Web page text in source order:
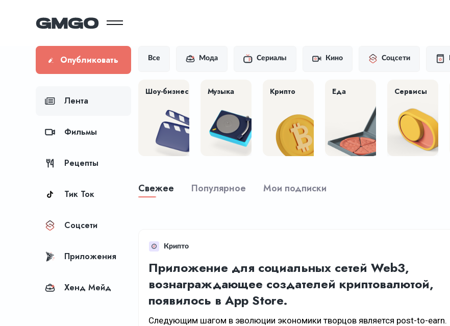
Опубликовать
Лента
Фильмы
Рецепты
Тик Ток
Соцсети
Приложения
Хенд Мейд
Все Мода Сериалы Кино Соцсети
Шоу-бизнес Музыка Крипто Еда Сервисы
Свежее Популярное Мои подписки
Крипто
Приложение для социальных сетей Web3,
вознаграждающее создателей криптовалютой,
появилось в App Store.
Следующим шагом в эволюции экономики творцов является post-to-earn.